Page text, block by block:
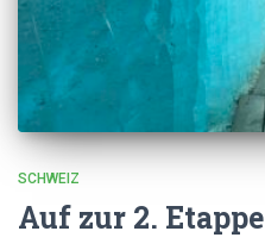
SCHWEIZ
Auf zur 2. Etappe